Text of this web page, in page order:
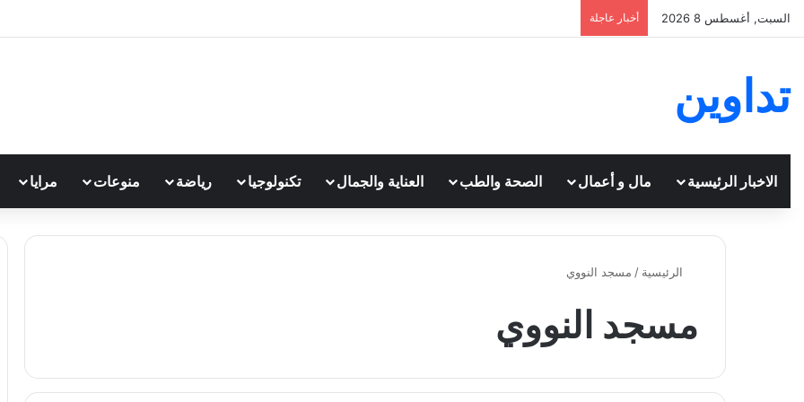
السبت, أغسطس 8 2026 أخبار عاجلة
تداوين
الاخبار الرئيسية مال و أعمال الصحة والطب العناية والجمال تكنولوجيا رياضة منوعات مرايا
الرئيسية / مسجد النووي
مسجد النووي